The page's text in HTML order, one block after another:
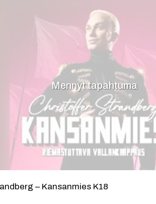
Mennyt tapahtuma
– Kansanmies K18